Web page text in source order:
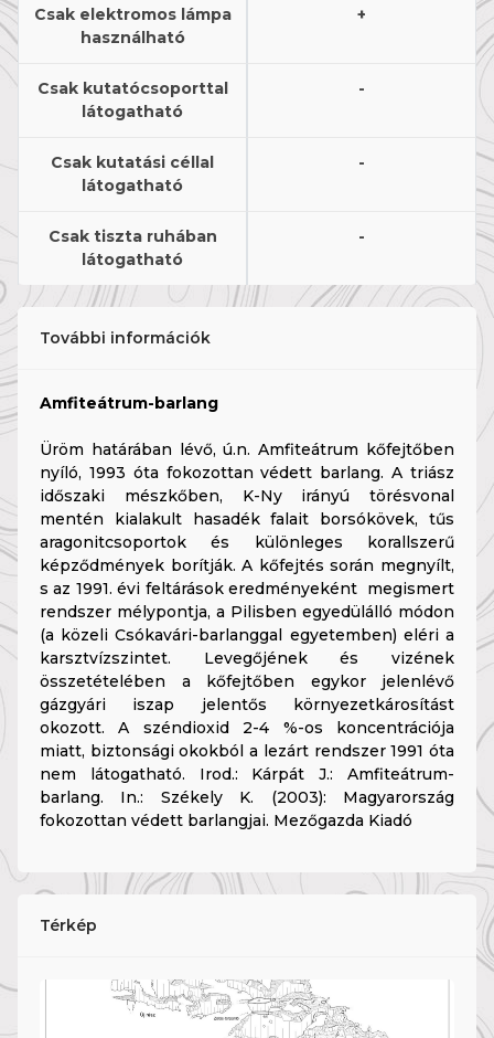
Csak elektromos lámpa
használható
+
Csak kutatócsoporttal
látogatható
-
Csak kutatási céllal
látogatható
-
Csak tiszta ruhában
látogatható
-
További információk
Amfiteátrum-barlang
Üröm határában lévő, ú.n. Amfiteátrum kőfejtőben
nyíló, 1993 óta fokozottan védett barlang. A triász
időszaki mészkőben, K-Ny irányú törésvonal
mentén kialakult hasadék falait borsókövek, tűs
aragonitcsoportok és különleges korallszerű
képződmények borítják. A kőfejtés során megnyílt,
s az 1991. évi feltárások eredményeként megismert
rendszer mélypontja, a Pilisben egyedülálló módon
(a közeli Csókavári-barlanggal egyetemben) eléri a
karsztvízszintet. Levegőjének és vizének
összetételében a kőfejtőben egykor jelenlévő
gázgyári iszap jelentős környezetkárosítást
okozott. A széndioxid 2-4 %-os koncentrációja
miatt, biztonsági okokból a lezárt rendszer 1991 óta
nem látogatható. Irod.: Kárpát J.: Amfiteátrum-
barlang. In.: Székely K. (2003): Magyarország
fokozottan védett barlangjai. Mezőgazda Kiadó
Térkép